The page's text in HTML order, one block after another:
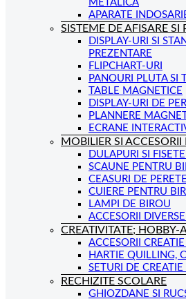
METALICA
APARATE
SISTEME DE AFISARE SI
DISPLAY-URI SI
PREZENTARE
FLIPCHART-URI
PANOURI PLUTA SI
TABLE MAGNETICE
DISPLAY-URI DE
PLANNERE
ECRANE
MOBILIER SI
DULAPURI SI
SCAUNE PENTRU
CEASURI DE PERETE
CUIERE PENTRU
LAMPI DE BIROU
ACCESORII
CREATIVITATE; HOBBY-
ACCESORII CREATIE
HARTIE QUILLING,
SETURI DE CREATIE
RECHIZITE SCOLARE
GHIOZDANE SI